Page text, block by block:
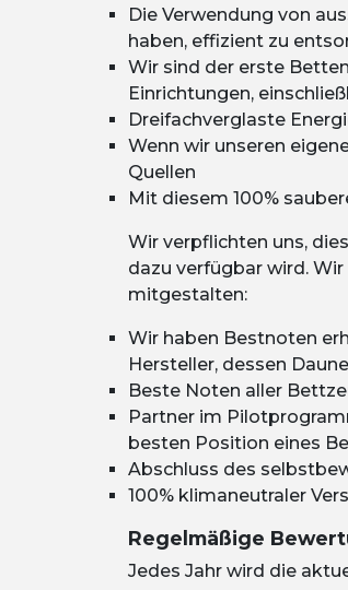
Die Verwendung von
haben, effizient zu
Wir sind der erste
Einrichtungen,
Dreifachverglaste
Wenn wir unseren
Quellen
Mit diesem 100%
Wir verpflichten uns,
dazu verfügbar wird.
mitgestalten:
Wir haben Bestnoten
Hersteller, dessen
Beste Noten aller
Partner im
besten Position eines
Abschluss des
100% klimaneutraler
Regelmäßige
Jedes Jahr wird die